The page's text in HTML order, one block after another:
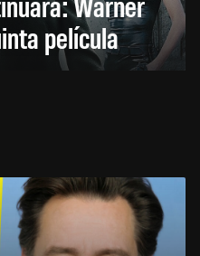
película